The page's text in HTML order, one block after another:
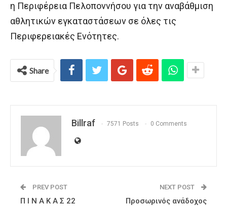
η Περιφέρεια Πελοποννήσου για την αναβάθμιση
αθλητικών εγκαταστάσεων σε όλες τις
Περιφερειακές Ενότητες.
Share
Billraf 7571 Posts 0 Comments
PREV POST
Π Ι Ν Α Κ Α Σ 22
NEXT POST
Προσωρινός ανάδοχος